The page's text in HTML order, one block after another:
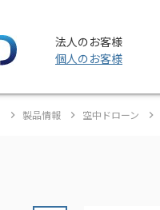
法人のお客様
個人のお客様
製品情報 空中ドローン